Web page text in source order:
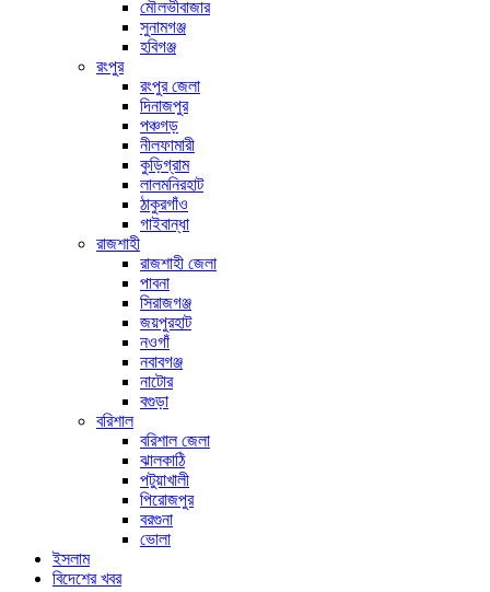
মৌলভীবাজার
সুনামগঞ্জ
হবিগঞ্জ
রংপুর
রংপুর জেলা
দিনাজপুর
পঞ্চগড়
নীলফামারী
কুড়িগ্রাম
লালমনিরহাট
ঠাকুরগাঁও
গাইবান্ধা
রাজশাহী
রাজশাহী জেলা
পাবনা
সিরাজগঞ্জ
জয়পুরহাট
নওগাঁ
নবাবগঞ্জ
নাটোর
বগুড়া
বরিশাল
বরিশাল জেলা
ঝালকাঠি
পটুয়াখালী
পিরোজপুর
বরগুনা
ভোলা
ইসলাম
বিদেশের খবর